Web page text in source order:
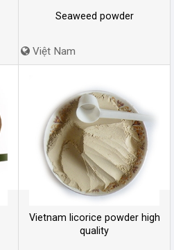
Seaweed powder
Việt Nam
Vietnam licorice powder high
quality